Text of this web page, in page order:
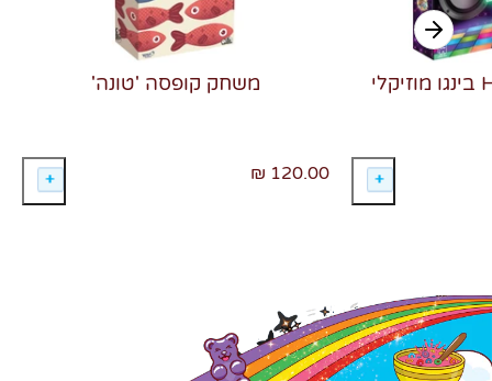
משחק קופסה 'טונה'
120.00 ₪